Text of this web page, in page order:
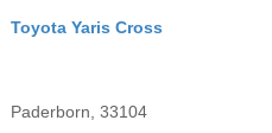
Toyota Yaris Cross
Paderborn, 33104